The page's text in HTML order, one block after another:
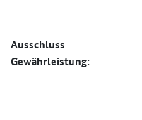
Ausschluss
Gewährleistung: